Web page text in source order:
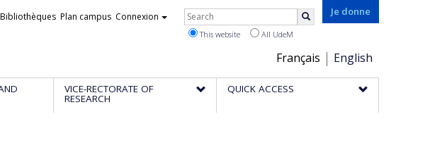
Je donne
Choix
de
la
Français English
Bibliothèques Plan campus Connexion Rechercher
This website All UdeM
VICE-RECTORATE OF
RESEARCH
QUICK ACCESS